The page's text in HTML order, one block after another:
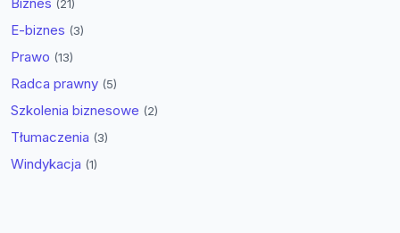
(21)
E-biznes (3)
Prawo (13)
Radca prawny (5)
Szkolenia biznesowe (2)
Tłumaczenia (3)
Windykacja (1)